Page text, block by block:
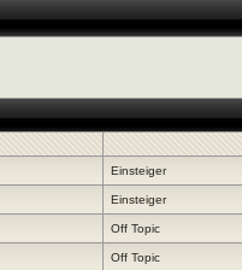
Einsteiger
Einsteiger
Off Topic
Off Topic